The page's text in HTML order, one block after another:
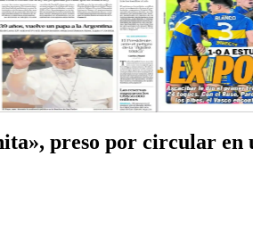
preso por circular en